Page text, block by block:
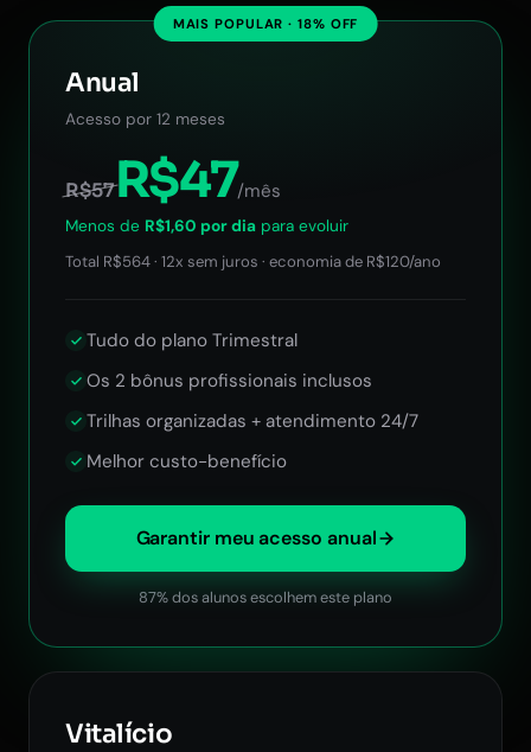
MAIS POPULAR · 18% OFF
Anual
Acesso por 12 meses
R$57R$47/mês
Menos de R$1,60 por dia para evoluir
Total R$564 · 12x sem juros · economia de R$120/ano
Tudo do plano Trimestral
Os 2 bônus profissionais inclusos
Trilhas organizadas + atendimento 24/7
Melhor custo-benefício
Garantir meu acesso anual
87% dos alunos escolhem este plano
Vitalício